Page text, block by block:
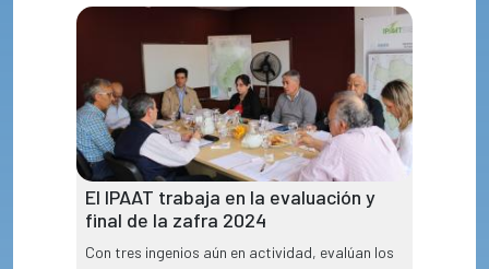
El IPAAT trabaja en la evaluación y
final de la zafra 2024
Con tres ingenios aún en actividad, evalúan los